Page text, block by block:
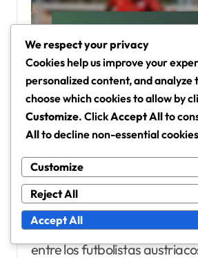
¿Cómo se compara
R. C. G. S. J. M. M.
otros famosos
austriacos?
Alfredo R. C. G. S. J. M. M.
entre los futbolistas
We respect your privacy
Cookies help us improve your
personalized content, and analyze
choose which cookies to allow by
Customize. ClickAccept Allto
Allto decline non-essential
Customize
Reject All
Accept All